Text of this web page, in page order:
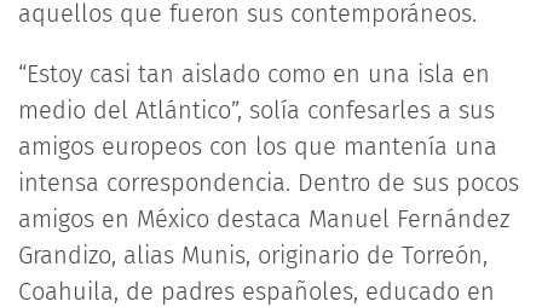
aquellos que fueron sus contemporáneos.
“Estoy casi tan aislado como en una isla en
medio del Atlántico”, solía confesarles a sus
amigos europeos con los que mantenía una
intensa correspondencia. Dentro de sus pocos
amigos en México destaca Manuel Fernández
Grandizo, alias Munis, originario de Torreón,
Coahuila, de padres españoles, educado en